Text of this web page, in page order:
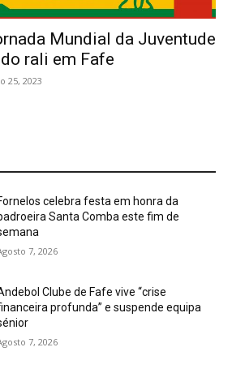
Mundial da Juventude
rali em Fafe
25, 2023
celebra festa em honra da
Santa Comba este fim de
7, 2026
Clube de Fafe vive “crise
profunda” e suspende equipa
7, 2026